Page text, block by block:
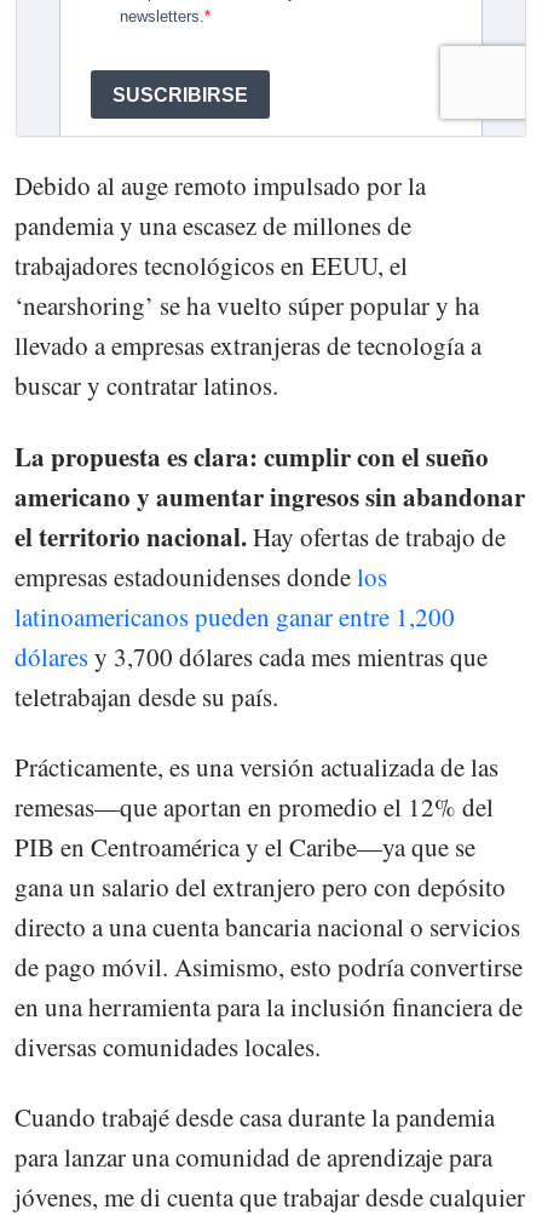
Debido al auge remoto impulsado por la
pandemia y una escasez de millones de
trabajadores tecnológicos en EEUU, el
‘nearshoring’ se ha vuelto súper popular y ha
llevado a empresas extranjeras de tecnología a
buscar y contratar latinos.
La propuesta es clara: cumplir con el sueño
americano y aumentar ingresos sin abandonar
el territorio nacional.Hay ofertas de trabajo de
empresas estadounidenses dondelos
latinoamericanos pueden ganar entre 1,200
dólaresy 3,700 dólares cada mes mientras que
teletrabajan desde su país.
Prácticamente, es una versión actualizada de las
remesas—que aportan en promedio el 12% del
PIB en Centroamérica y el Caribe—ya que se
gana un salario del extranjero pero con depósito
directo a una cuenta bancaria nacional o servicios
de pago móvil. Asimismo, esto podría convertirse
en una herramienta para la inclusión financiera de
diversas comunidades locales.
Cuando trabajé desde casa durante la pandemia
para lanzar una comunidad de aprendizaje para
jóvenes, me di cuenta que trabajar desde cualquier